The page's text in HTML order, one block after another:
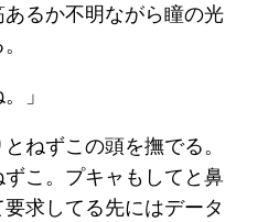
るか不明ながら瞳の光
」
ねずこの頭を撫でる。
こ。プキャもしてと鼻
求してる先にはデータ